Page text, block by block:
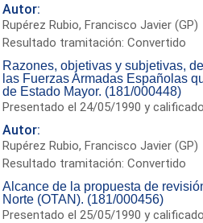
Autor:
Rupérez Rubio, Francisco Javier (GP)
Resultado tramitación: Convertido
Razones, objetivas y subjetivas,
las Fuerzas Armadas Españolas
de Estado Mayor. (181/000448)
Presentado el 24/05/1990 y
Autor:
Rupérez Rubio, Francisco Javier (GP)
Resultado tramitación: Convertido
Alcance de la propuesta de
Norte (OTAN). (181/000456)
Presentado el 25/05/1990 y